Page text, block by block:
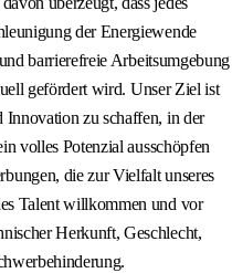
der Energiewende
barrierefreie Arbeitsumgebung
gefördert wird. Unser Ziel ist
Innovation zu schaffen, in der
volles Potenzial ausschöpfen
die zur Vielfalt unseres
Talent willkommen und vor
Herkunft, Geschlecht,